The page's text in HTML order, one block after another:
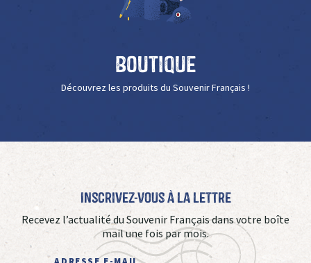
Boutique
Découvrez les produits du Souvenir Français !
Inscrivez-vous à La Lettre
Recevez l’actualité du Souvenir Français dans votre boîte
mail une fois par mois.